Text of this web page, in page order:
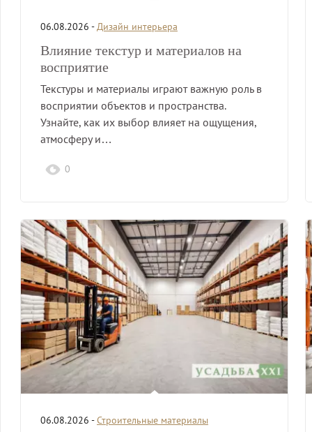
06.08.2026 -Дизайн интерьера
Влияние текстур и материалов на
восприятие
Текстуры и материалы играют важную роль в
восприятии объектов и пространства.
Узнайте, как их выбор влияет на ощущения,
атмосферу и…
0
06.08.2026 -Строительные материалы